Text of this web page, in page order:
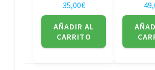
35,00€
AÑADIR AL
CARRITO